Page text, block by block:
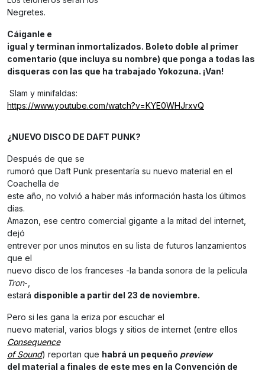
Negretes.
Cáiganle e
igual y terminan inmortalizados. Boleto doble al primer
comentario (que incluya su nombre) que ponga a todas las
disqueras con las que ha trabajado Yokozuna. ¡Van!
Slam y minifaldas:
https://www.youtube.com/watch?v=KYE0WHJrxvQ
¿NUEVO DISCO DE DAFT PUNK?
Después de que se
rumoró que Daft Punk presentaría su nuevo material en el
Coachella de
este año, no volvió a haber más información hasta los últimos
días.
Amazon, ese centro comercial gigante a la mitad del internet,
dejó
entrever por unos minutos en su lista de futuros lanzamientos
que el
nuevo disco de los franceses -la banda sonora de la película
Tron-,
estará disponible a partir del 23 de noviembre.
Pero si les gana la eriza por escuchar el
nuevo material, varios blogs y sitios de internet (entre ellos
Consequence
of Sound) reportan que habrá un pequeño preview
del material a finales de este mes en la Convención de